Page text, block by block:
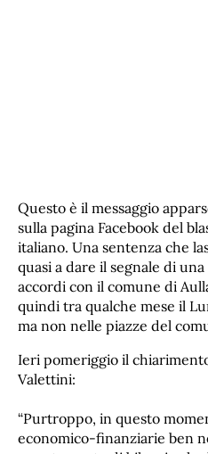
Questo è il messaggio
sulla pagina Facebook del
italiano. Una sentenza che
quasi a dare il segnale di
accordi con il comune di
quindi tra qualche mese il
ma non nelle piazze del
Ieri pomeriggio il
Valettini:
“Purtroppo, in questo
economico-finanziarie ben